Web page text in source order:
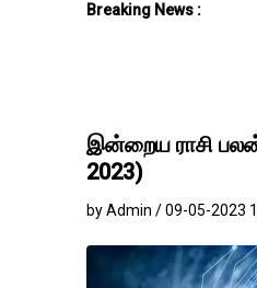
Breaking News :
இன்றைய ராசி
2023)
by Admin / 09-05-2023